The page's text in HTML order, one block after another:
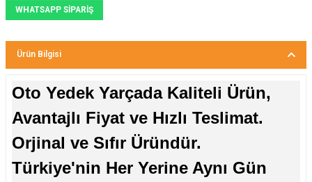
WHATSAPP SİPARİŞ
Ürün Bilgisi
Oto Yedek Yarçada Kaliteli Ürün,
Avantajlı Fiyat ve Hızlı Teslimat.
Orjinal ve Sıfır Üründür.
Türkiye'nin Her Yerine Aynı Gün